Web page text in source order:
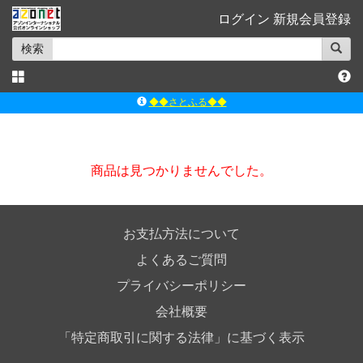
ログイン 新規会員登録
検索
◆◆さとふる◆◆
ｱｿﾞﾝｵﾝﾗｲﾝｼｮｯﾌﾟX
商品は見つかりませんでした。
お支払方法について
よくあるご質問
プライバシーポリシー
会社概要
「特定商取引に関する法律」に基づく表示